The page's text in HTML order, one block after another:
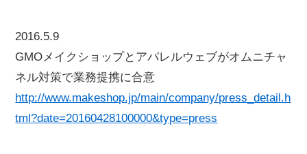
2016.5.9
GMOメイクショップとアパレルウェブがオムニチャ
ネル対策で業務提携に合意
http://www.makeshop.jp/main/company/press_detail.h
tml?date=20160428100000&type=press